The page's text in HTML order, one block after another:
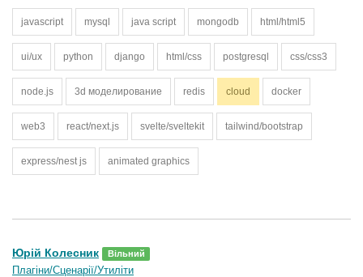
javascript mysql java script mongodb html/html5
ui/ux python django html/css postgresql css/css3
node.js 3d моделирование redis cloud docker
web3 react/next.js svelte/sveltekit tailwind/bootstrap
express/nest js animated graphics
Юрій Колесник Вільний
Плагіни/Сценарії/Утиліти